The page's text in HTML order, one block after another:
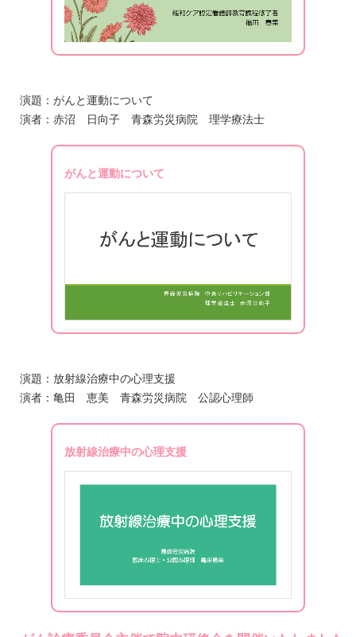
演題：がんと運動について
演者：赤沼 日向子 青森労災病院 理学療法士
がんと運動について
演題：放射線治療中の心理支援
演者：亀田 恵美 青森労災病院 公認心理師
放射線治療中の心理支援